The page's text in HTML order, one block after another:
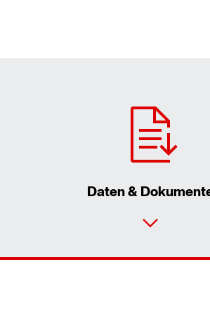
Daten &